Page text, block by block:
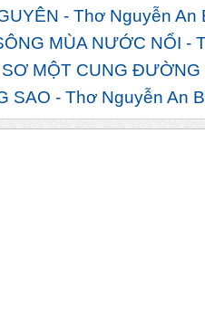
- Thơ Nguyễn An
MÙA NƯỚC NỔI -
MỘT CUNG
SAO - Thơ Nguyễn An